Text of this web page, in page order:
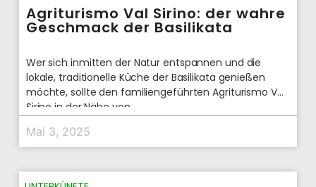
Agriturismo Val Sirino: der wahre
Geschmack der Basilikata
Wer sich inmitten der Natur entspannen und die
lokale, traditionelle Küche der Basilikata genießen
möchte, sollte den familiengeführten Agriturismo Val
Sirino in der Nähe von
Mai 3, 2025